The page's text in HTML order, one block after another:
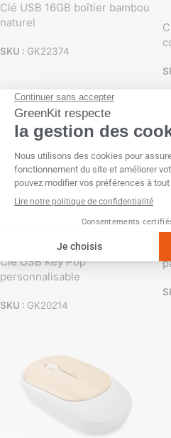
Clé USB 16GB boîtier bambou
naturel
SKU : GK22374
Clé USB Key Pop
personnalisable
SKU : GK20214